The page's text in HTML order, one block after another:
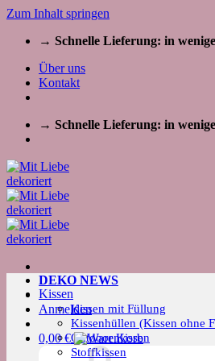
Zum Inhalt springen
→ Schnelle Lieferung: in
Über uns
Kontakt
→ Schnelle Lieferung: in
Kissen
Kissen mit Füllung
Kissenhüllen (Kissen ohne
Outdoor Kissen
Stoffkissen
DEKO NEWS
Anmelden
0,00€